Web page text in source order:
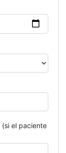
(si el paciente